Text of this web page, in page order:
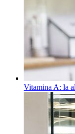
Vitamina A: la